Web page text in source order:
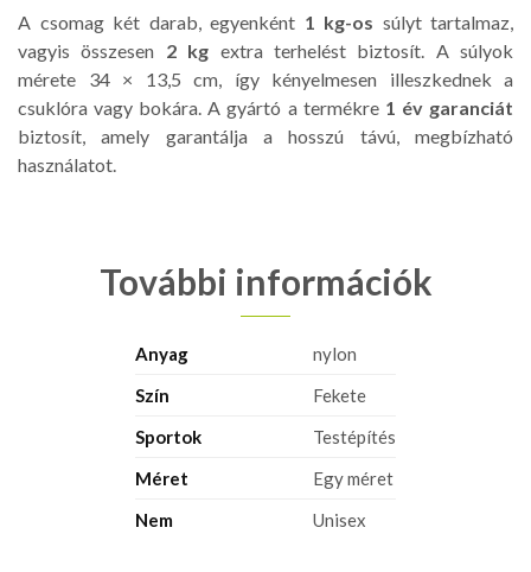
A csomag két darab, egyenként 1 kg-os súlyt tartalmaz,
vagyis összesen 2 kg extra terhelést biztosít. A súlyok
mérete 34 × 13,5 cm, így kényelmesen illeszkednek a
csuklóra vagy bokára. A gyártó a termékre 1 év garanciát
biztosít, amely garantálja a hosszú távú, megbízható
használatot.
További információk
Anyag
nylon
Szín
Fekete
Sportok
Testépítés
Méret
Egy méret
Nem
Unisex